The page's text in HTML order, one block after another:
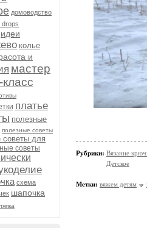
домоводство
drops
идеи
колье
и
мастер
платье
полезные
полезные советы
советы для
советы
схема
шапочка
Рубрики: Вязание
Детское
Метки: вяжем детям